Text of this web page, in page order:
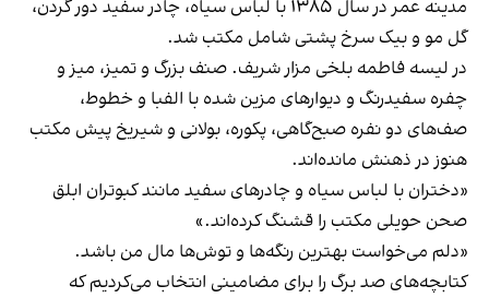
مدینه عمر در سال ۱۳۸۵ با لباس سیاه، چادر سفید دور گردن،
گل مو و بیک سرخ پشتی شامل مکتب شد.
در لیسه فاطمه بلخی مزار شریف. صنف بزرگ و تمیز، میز و
چفره سفیدرنگ و دیوارهای مزین شده با الفبا و خطوط،
صف‌های دو نفره صبح‌گاهی، پکوره، بولانی و شیریخ پیش مکتب
هنوز در ذهنش مانده‌اند.
«دختران با لباس سیاه و چادرهای سفید مانند کبوتران ابلق
صحن حویلی مکتب را قشنگ کرده‌اند.»
«دلم می‌خواست بهترین رنگه‌ها و توش‌ها مال من باشد.
کتابچه‌های صد برگ را برای مضامینی انتخاب می‌کردیم که